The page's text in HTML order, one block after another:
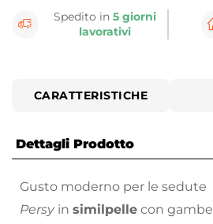
Spedito in5 giorni
lavorativi
CARATTERISTICHE
Dettagli Prodotto
Gusto moderno per le sedute
Persy in similpelle con gambe